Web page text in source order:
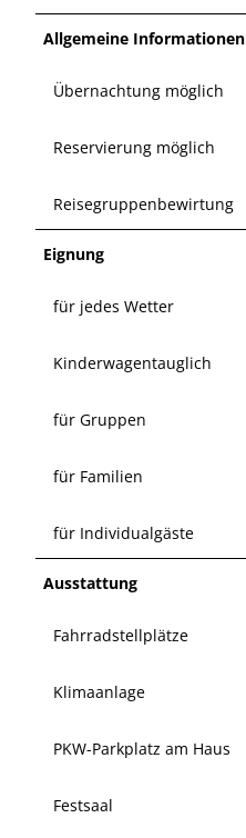
Allgemeine Informationen
Übernachtung möglich
Reservierung möglich
Reisegruppenbewirtung
Eignung
für jedes Wetter
Kinderwagentauglich
für Gruppen
für Familien
für Individualgäste
Ausstattung
Fahrradstellplätze
Klimaanlage
PKW-Parkplatz am Haus
Festsaal